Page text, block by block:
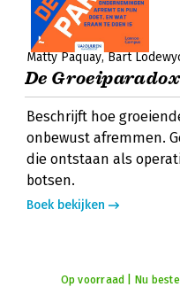
Matty Paquay Bart
De Groeiparadox
Beschrijft hoe
onbewust afremmen.
die ontstaan als
botsen.
Boek bekijken
Op voorraad | Nu